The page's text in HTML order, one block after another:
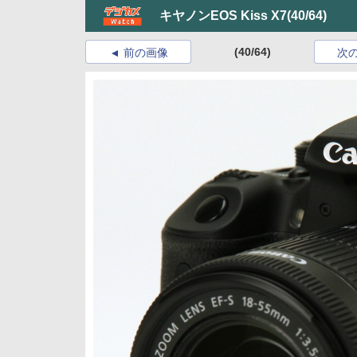
キヤノンEOS Kiss X7(40/64)
前の画像 (40/64) 次